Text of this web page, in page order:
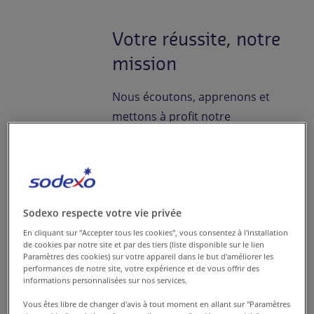
Votre réussite, notre
mission
Nous écoutons, apprenons et
mettons à profit notre
besoins. Que ce soit en
proposant des repas durables,
sains et savoureux pour
améliorer le bien-être de vos
Sodexo respecte votre vie privée
En cliquant sur "Accepter tous les cookies", vous consentez à l'installation
de cookies par notre site et par des tiers (liste disponible sur le lien
Paramètres des cookies) sur votre appareil dans le but d'améliorer les
performances de notre site, votre expérience et de vous offrir des
informations personnalisées sur nos services.
Vous êtes libre de changer d'avis à tout moment en allant sur "Paramètres